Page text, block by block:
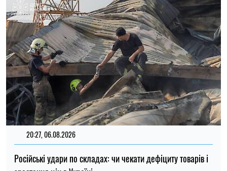
20:27, 06.08.2026
Російські удари по складах: чи чекати дефіциту товарів і